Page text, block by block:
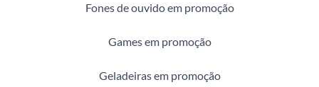
Fones de ouvido em promoção
Games em promoção
Geladeiras em promoção